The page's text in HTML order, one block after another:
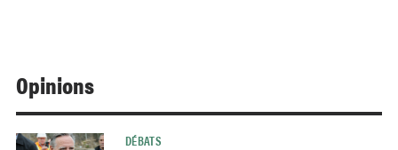
Opinions
DÉBATS